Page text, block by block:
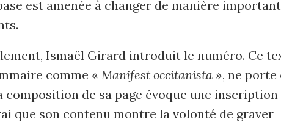
est amenée à changer de manière
Ismaël Girard introduit le numéro. Ce
comme « Manifest occitanista », ne porte
de sa page évoque une inscription
que son contenu montre la volonté de graver